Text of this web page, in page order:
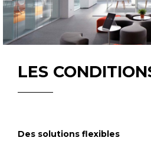
LES
Des solutions flexibles